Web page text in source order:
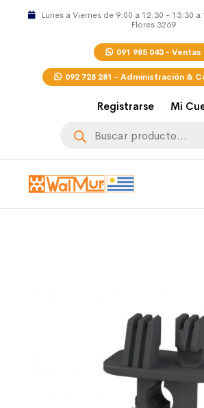
Lunes a Viernes de 9:00 a 12:30 - 13:30
Flores 3269
091 985 043 - Ventas
092 728 281 - Administración &
Registrarse Mi